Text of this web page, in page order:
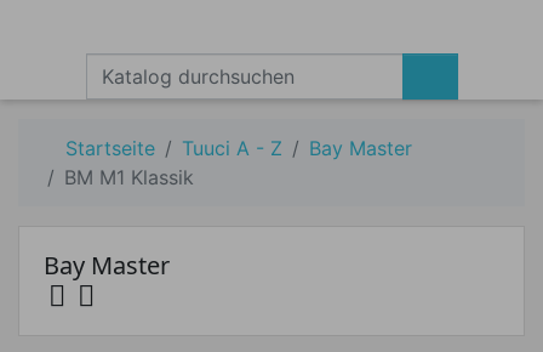
Startseite Tuuci A - Z
Bay Master
BM M1 Klassik
Bay Master
 